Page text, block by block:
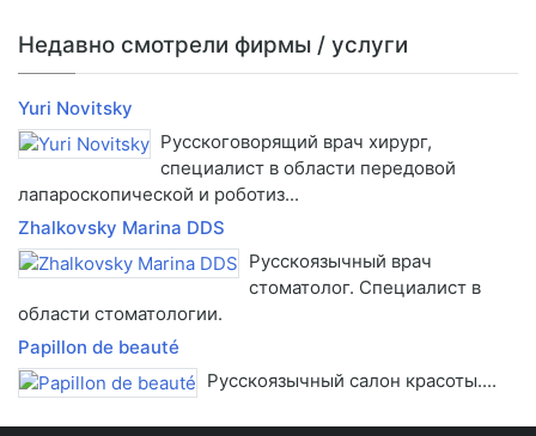
Недавно смотрели фирмы / услуги
Yuri Novitsky
Русскоговорящий врач хирург,
специалист в области передовой
лапароскопической и роботиз...
Zhalkovsky Marina DDS
Русскоязычный врач
стоматолог. Специалист в
области стоматологии.
Papillon de beauté
Русскоязычный салон красоты....